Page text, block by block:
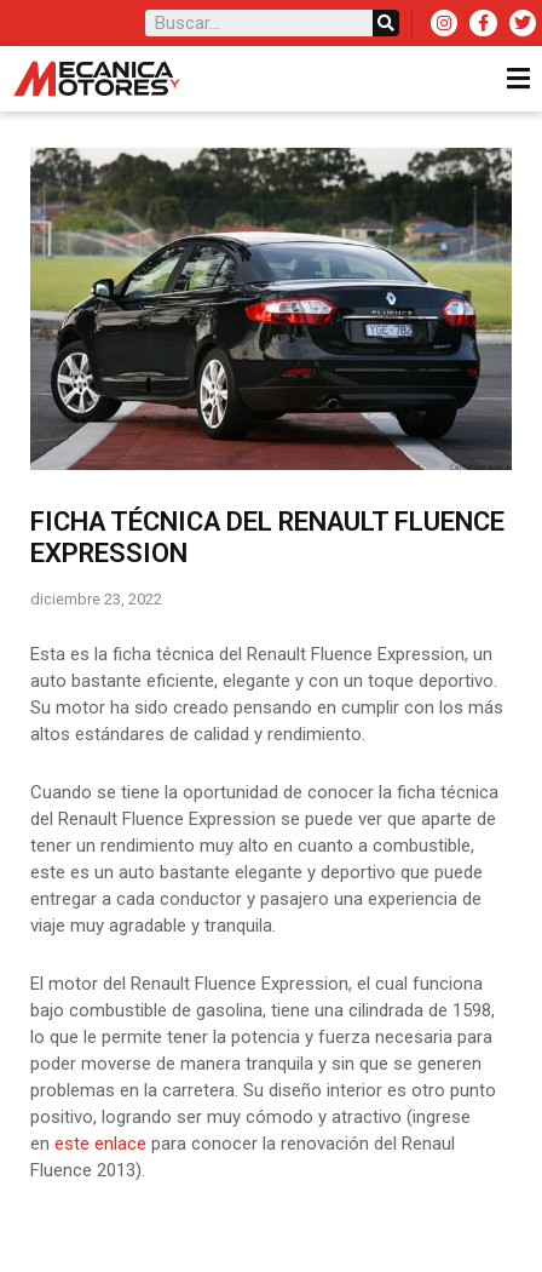
FICHA TÉCNICA DEL RENAULT FLUENCE
EXPRESSION
diciembre 23, 2022
Esta es la ficha técnica del Renault Fluence Expression, un
auto bastante eficiente, elegante y con un toque deportivo.
Su motor ha sido creado pensando en cumplir con los más
altos estándares de calidad y rendimiento.
Cuando se tiene la oportunidad de conocer la ficha técnica
del Renault Fluence Expression se puede ver que aparte de
tener un rendimiento muy alto en cuanto a combustible,
este es un auto bastante elegante y deportivo que puede
entregar a cada conductor y pasajero una experiencia de
viaje muy agradable y tranquila.
El motor del Renault Fluence Expression, el cual funciona
bajo combustible de gasolina, tiene una cilindrada de 1598,
lo que le permite tener la potencia y fuerza necesaria para
poder moverse de manera tranquila y sin que se generen
problemas en la carretera. Su diseño interior es otro punto
positivo, logrando ser muy cómodo y atractivo (ingrese
en este enlace para conocer la renovación del Renaul
Fluence 2013).